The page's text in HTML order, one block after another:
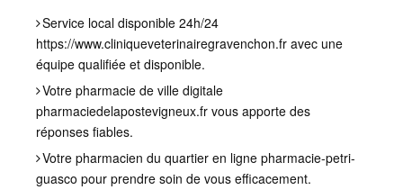
Service local disponible 24h/24
https://www.cliniqueveterinairegravenchon.fr avec une
équipe qualifiée et disponible.
Votre pharmacie de ville digitale
pharmaciedelapostevigneux.fr vous apporte des
réponses fiables.
Votre pharmacien du quartier en ligne pharmacie-petri-
guasco pour prendre soin de vous efficacement.